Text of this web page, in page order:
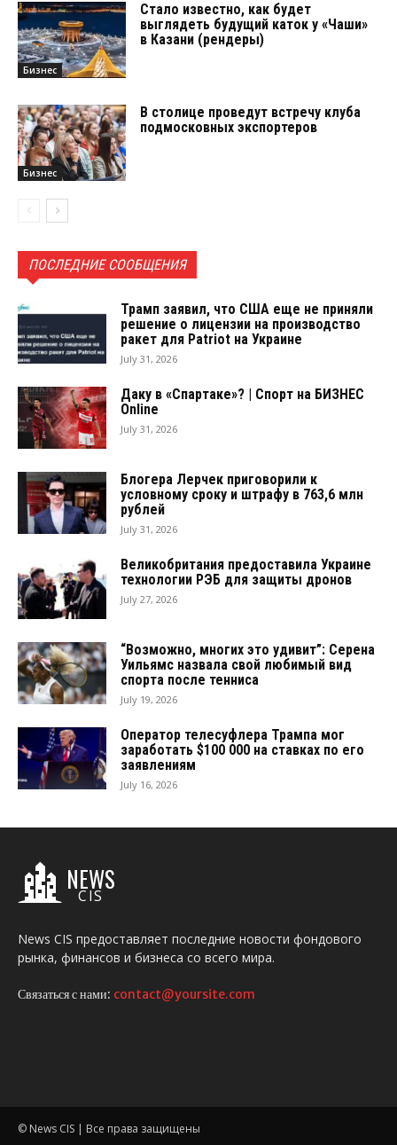
Бизнес
Стало известно, как будет
выглядеть будущий каток у «Чаши»
в Казани (рендеры)
Бизнес
В столице проведут встречу клуба
подмосковных экспортеров
ПОСЛЕДНИЕ СООБЩЕНИЯ
Трамп заявил, что США еще не приняли
решение о лицензии на производство
ракет для Patriot на Украине
July 31, 2026
Даку в «Спартаке»? | Спорт на БИЗНЕС
Online
July 31, 2026
Блогера Лерчек приговорили к
условному сроку и штрафу в 763,6 млн
рублей
July 31, 2026
Великобритания предоставила Украине
технологии РЭБ для защиты дронов
July 27, 2026
“Возможно, многих это удивит”: Серена
Уильямс назвала свой любимый вид
спорта после тенниса
July 19, 2026
Оператор телесуфлера Трампа мог
заработать $100 000 на ставках по его
заявлениям
July 16, 2026
NEWS
CIS
News CIS предоставляет последние новости фондового
рынка, финансов и бизнеса со всего мира.
Связаться с нами: contact@yoursite.com
© News CIS | Все права защищены